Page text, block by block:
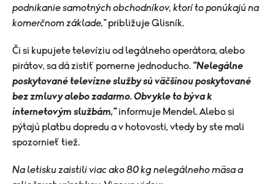
podnikanie samotných obchodníkov, ktorí to ponúkajú na
komerčnom základe,"približuje Glisník.
Či si kupujete televíziu od legálneho operátora, alebo
pirátov, sa dá zistiť pomerne jednoducho. "Nelegálne
poskytované televízne služby sú väčšinou poskytované
bez zmluvy alebo zadarmo. Obvykle to býva k
internetovým službám," informuje Mendel. Alebo si
pýtajú platbu dopredu a v hotovosti, vtedy by ste mali
spozornieť tiež.
Na letisku zaistili viac ako 80 kg nelegálneho mäsa a